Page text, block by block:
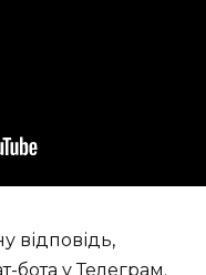
відповідь,
бота у Телеграм.